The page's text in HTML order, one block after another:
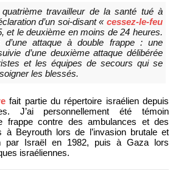
travailleur de la santé tué à
d’un soi-disant « cessez-le-feu
et le deuxième en moins de 24 heures.
attaque à double frappe : une
d’une deuxième attaque délibérée
et les équipes de secours qui se
les blessés.
fait partie du répertoire israélien depuis
J’ai personnellement été témoin
frappe contre des ambulances et des
à Beyrouth lors de l’invasion brutale et
par Israël en 1982, puis à Gaza lors
israéliennes.